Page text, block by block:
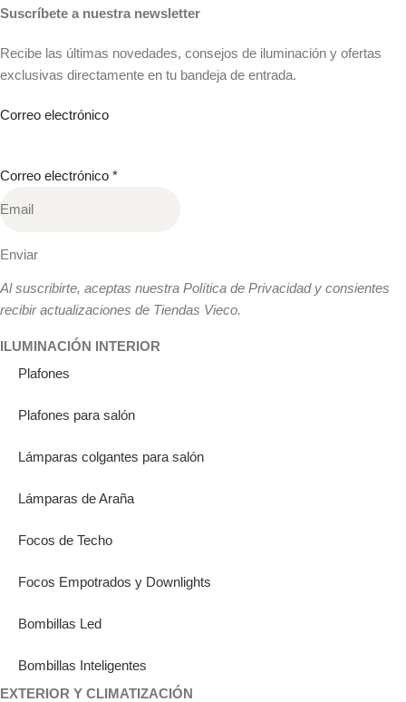
Suscríbete a nuestra newsletter
Recibe las últimas novedades, consejos de iluminación y ofertas
exclusivas directamente en tu bandeja de entrada.
Correo electrónico
Correo electrónico *
Enviar
Al suscribirte, aceptas nuestra Política de Privacidad y consientes
recibir actualizaciones de Tiendas Vieco.
ILUMINACIÓN INTERIOR
Plafones
Plafones para salón
Lámparas colgantes para salón
Lámparas de Araña
Focos de Techo
Focos Empotrados y Downlights
Bombillas Led
Bombillas Inteligentes
EXTERIOR Y CLIMATIZACIÓN